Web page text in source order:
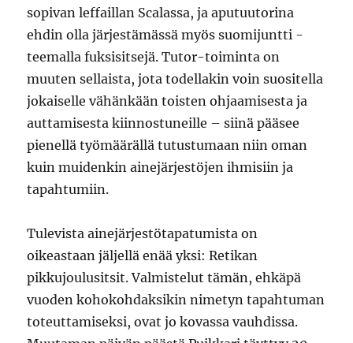
sopivan leffaillan Scalassa, ja aputuutorina
ehdin olla järjestämässä myös suomijuntti -
teemalla fuksisitsejä. Tutor-toiminta on
muuten sellaista, jota todellakin voin suositella
jokaiselle vähänkään toisten ohjaamisesta ja
auttamisesta kiinnostuneille – siinä pääsee
pienellä työmäärällä tutustumaan niin oman
kuin muidenkin ainejärjestöjen ihmisiin ja
tapahtumiin.
Tulevista ainejärjestötapatumista on
oikeastaan jäljellä enää yksi: Retikan
pikkujoulusitsit. Valmistelut tämän, ehkäpä
vuoden kohokohdaksikin nimetyn tapahtuman
toteuttamiseksi, ovat jo kovassa vauhdissa.